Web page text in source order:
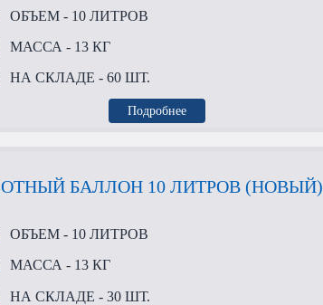
ОБЪЕМ- 10 ЛИТРОВ
МАССА - 13 КГ
НА СКЛАДЕ - 60 ШТ.
Подробнее
БАЛЛОН 10 ЛИТРОВ (НОВЫЙ)
ОБЪЕМ- 10 ЛИТРОВ
МАССА - 13 КГ
НА СКЛАДЕ - 30 ШТ.